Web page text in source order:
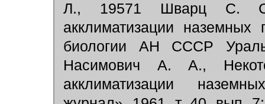
Л., 19571 Шварц С. С.,
акклиматизации
биологии АН СССР
Насимович А. А.,
акклиматизации